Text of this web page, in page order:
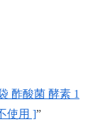
酢酸菌 酵素 1
使用 ]”